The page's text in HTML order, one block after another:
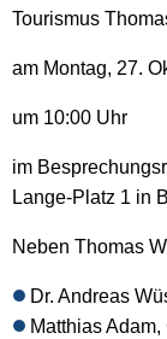
Tourismus
am Montag, 27.
um 10:00 Uhr
im
Lange-Platz 1 in
Neben Thomas
Dr. Andreas
Matthias